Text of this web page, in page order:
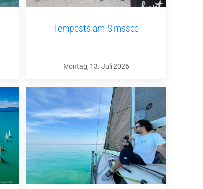
Tempests am Simssee
Montag, 13. Juli 2026